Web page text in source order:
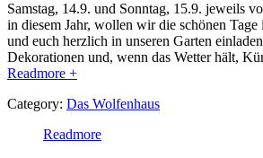
Samstag, 14.9. und Sonntag, 15.9. jeweils
in diesem Jahr, wollen wir die schönen Tage
und euch herzlich in unseren Garten
Dekorationen und, wenn das Wetter hält,
Readmore +
Category: Das Wolfenhaus
Readmore